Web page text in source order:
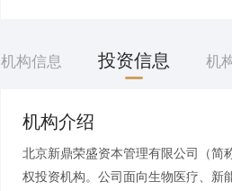
机构信息 投资信息 机
机构介绍
北京新鼎荣盛资本管理有限公司（简
权投资机构。公司面向生物医疗、新